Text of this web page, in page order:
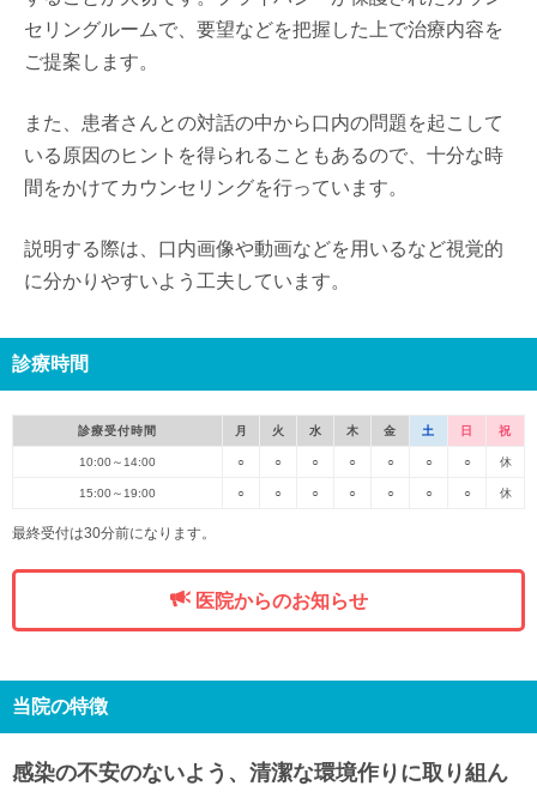
セリングルームで、要望などを把握した上で治療内容を
ご提案します。
また、患者さんとの対話の中から口内の問題を起こして
いる原因のヒントを得られることもあるので、十分な時
間をかけてカウンセリングを行っています。
説明する際は、口内画像や動画などを用いるなど視覚的
に分かりやすいよう工夫しています。
診療時間
診療受付時間 月 火 水 木 金 土 日 祝
10:00～14:00 ○ ○ ○ ○ ○ ○ ○ 休
15:00～19:00 ○ ○ ○ ○ ○ ○ ○ 休
最終受付は30分前になります。
医院からのお知らせ
当院の特徴
感染の不安のないよう、清潔な環境作りに取り組ん